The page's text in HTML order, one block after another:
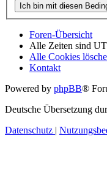
Foren-Übersicht
Alle Zeiten sind
Alle Cookies
Kontakt
Powered by phpBB®
Deutsche Übersetzung
Datenschutz |